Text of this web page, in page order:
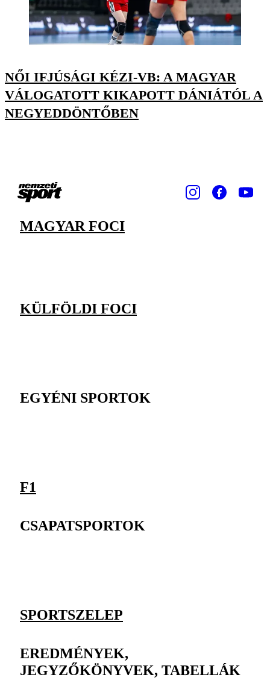
NŐI IFJÚSÁGI KÉZI-VB: A MAGYAR
VÁLOGATOTT KIKAPOTT DÁNIÁTÓL A
NEGYEDDÖNTŐBEN
MAGYAR FOCI
KÜLFÖLDI FOCI
EGYÉNI SPORTOK
F1
CSAPATSPORTOK
SPORTSZELEP
EREDMÉNYEK,
JEGYZŐKÖNYVEK, TABELLÁK